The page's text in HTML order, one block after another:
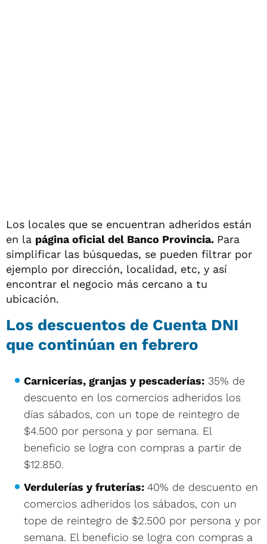
Los locales que se encuentran adheridos están
en la página oficial del Banco Provincia. Para
simplificar las búsquedas, se pueden filtrar por
ejemplo por dirección, localidad, etc, y así
encontrar el negocio más cercano a tu
ubicación.
Los descuentos de Cuenta DNI
que continúan en febrero
Carnicerías, granjas y pescaderías: 35% de
descuento en los comercios adheridos los
días sábados, con un tope de reintegro de
$4.500 por persona y por semana. El
beneficio se logra con compras a partir de
$12.850.
Verdulerías y fruterías: 40% de descuento en
comercios adheridos los sábados, con un
tope de reintegro de $2.500 por persona y por
semana. El beneficio se logra con compras a